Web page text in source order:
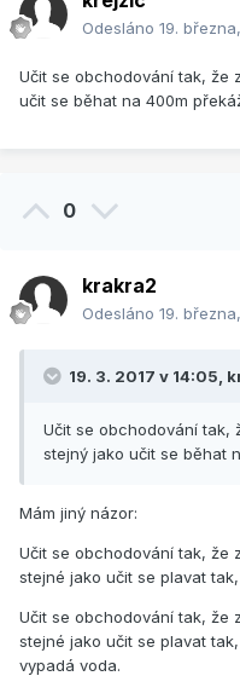
Odesláno 19.
Učit se obchodování tak, že
učit se běhat na 400m
0
krakra2
Odesláno 19.
19. 3. 2017 v 14:05,
Učit se obchodování tak,
stejný jako učit se běhat
Mám jiný názor:
Učit se obchodování tak, že
stejné jako učit se plavat
Učit se obchodování tak, že
stejné jako učit se plavat
vypadá voda.